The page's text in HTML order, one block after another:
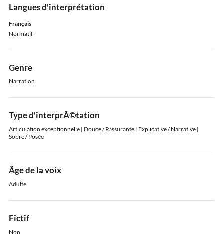
Langues d'interprétation
Français
Normatif
Genre
Narration
Type d'interprÃ©tation
Articulation exceptionnelle | Douce / Rassurante | Explicative / Narrative |
Sobre / Posée
Âge de la voix
Adulte
Fictif
Non